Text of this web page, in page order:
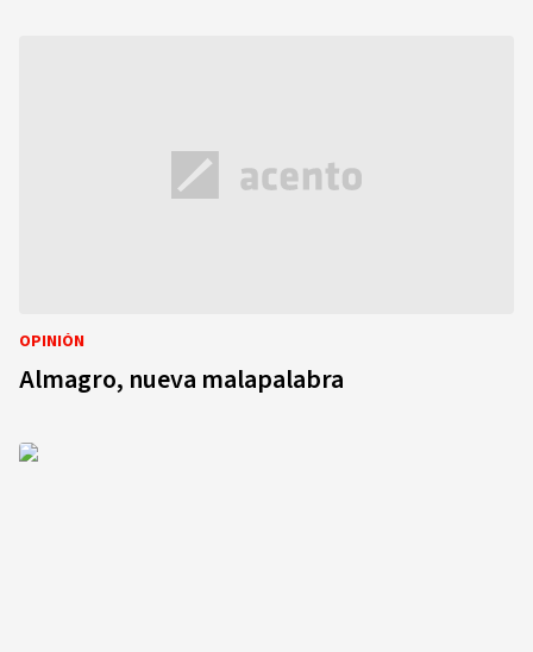
OPINIÓN
Almagro, nueva malapalabra